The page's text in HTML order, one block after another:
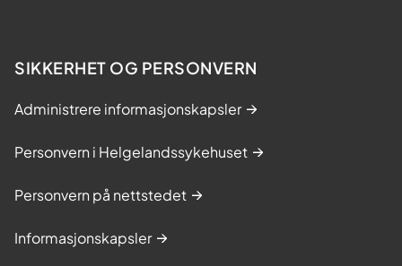
SIKKERHET OG PERSONVERN
Administrere informasjonskapsler
Personvern i Helgelandssykehuset
Personvern på nettstedet
Informasjonskapsler